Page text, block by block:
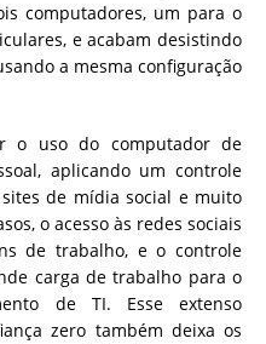
computadores, um para o
e acabam desistindo
a mesma configuração
o uso do computador de
aplicando um controle
de mídia social e muito
o acesso às redes sociais
de trabalho, e o controle
carga de trabalho para o
de TI. Esse extenso
zero também deixa os